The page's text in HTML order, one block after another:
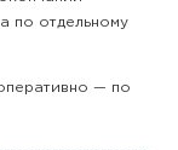
по отдельному
— по